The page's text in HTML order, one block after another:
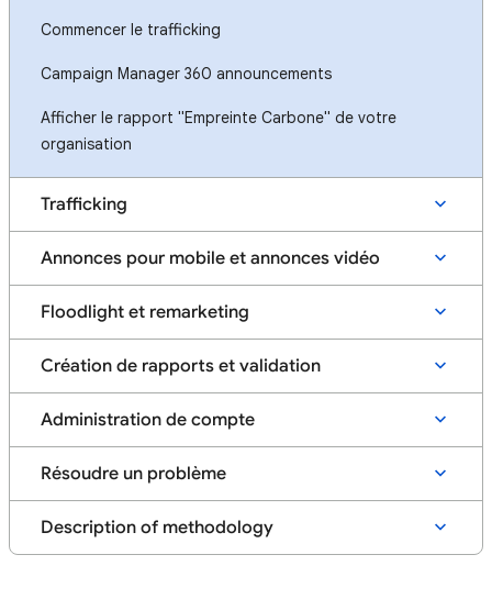
Commencer le trafficking
Campaign Manager 360 announcements
Afficher le rapport "Empreinte Carbone" de votre
organisation
Trafficking
Annonces pour mobile et annonces vidéo
Floodlight et remarketing
Création de rapports et validation
Administration de compte
Résoudre un problème
Description of methodology